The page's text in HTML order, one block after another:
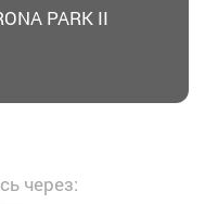
PARK II
через: